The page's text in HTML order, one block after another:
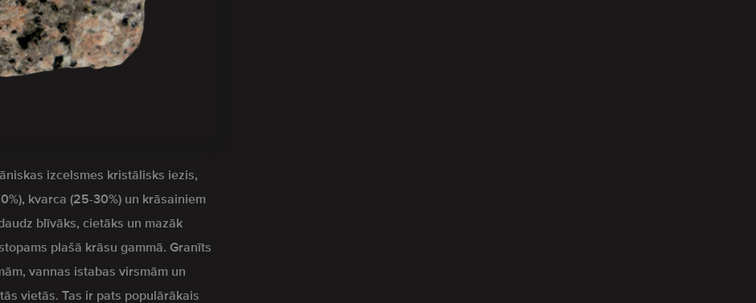
izcelsmes kristālisks iezis,
kvarca (25-30%) un krāsainiem
blīvāks, cietāks un mazāk
plašā krāsu gammā. Granīts
vannas istabas virsmām un
vietās. Tas ir pats populārākais